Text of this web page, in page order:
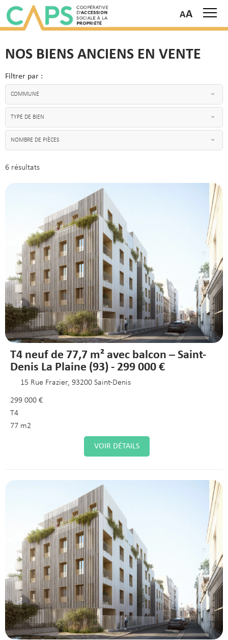
NOS BIENS ANCIENS EN VENTE
Filtrer par :
COMMUNE
TYPE DE BIEN
NOMBRE DE PIÈCES
6 résultats
T4 neuf de 77,7 m² avec balcon – Saint-
Denis La Plaine (93) - 299 000 €
15 Rue Frazier, 93200 Saint-Denis
299 000 €
T4
77 m2
VOIR DÉTAILS
A